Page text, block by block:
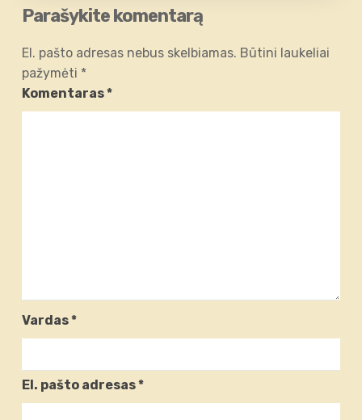
Parašykite komentarą
El. pašto adresas nebus skelbiamas. Būtini laukeliai
pažymėti *
Komentaras*
Vardas*
El. pašto adresas*